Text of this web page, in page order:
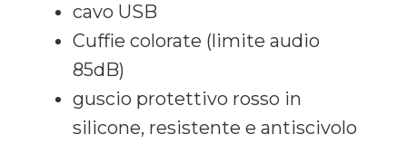
cavo USB
Cuffie colorate (limite audio
85dB)
guscio protettivo rosso in
silicone, resistente e antiscivolo